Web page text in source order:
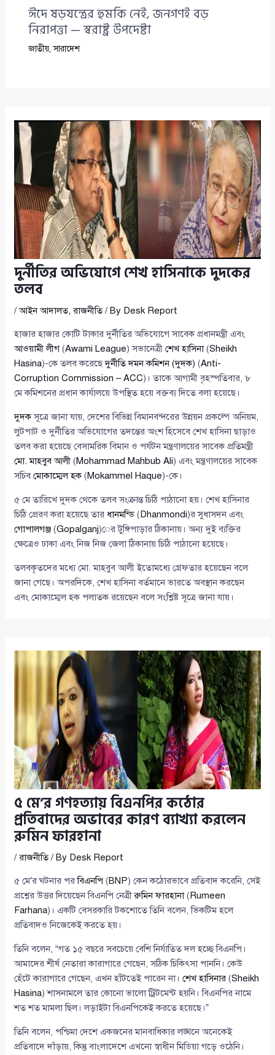
ঈদে ষড়যন্ত্রের হুমকি নেই, জনগণই বড়
নিরাপত্তা — স্বরাষ্ট্র উপদেষ্টা
জাতীয়,সারাদেশ
দুর্নীতির অভিযোগে শেখ হাসিনাকে দুদকের
তলব
/আইন আদালত,রাজনীতি/ By Desk Report
হাজার হাজার কোটি টাকার দুর্নীতির অভিযোগে সাবেক প্রধানমন্ত্রী এবং
আওয়ামী লীগ(Awami League) সভানেত্রীশেখ হাসিনা(Sheikh
Hasina)-কে তলব করেছেদুর্নীতি দমন কমিশন (দুদক) (Anti-
Corruption Commission – ACC)। তাকে আগামী বৃহস্পতিবার, ৮
মে কমিশনের প্রধান কার্যালয়ে উপস্থিত হয়ে বক্তব্য দিতে বলা হয়েছে।
দুদকসূত্রে জানা যায়, দেশের বিভিন্ন বিমানবন্দরের উন্নয়ন প্রকল্পে অনিয়ম,
লুটপাট ও দুর্নীতির অভিযোগের তদন্তের অংশ হিসেবে শেখ হাসিনা ছাড়াও
তলব করা হয়েছে বেসামরিক বিমান ও পর্যটন মন্ত্রণালয়ের সাবেক প্রতিমন্ত্রী
মো. মাহবুব আলী (Mohammad Mahbub Ali) এবং মন্ত্রণালয়ের সাবেক
সচিবমোকাম্মেল হক(Mokammel Haque)-কে।
৫ মে তারিখে দুদক থেকে তলব সংক্রান্ত চিঠি পাঠানো হয়। শেখ হাসিনার
চিঠি প্রেরণ করা হয়েছে তার ধানমন্ডি( Dhanmondi)র সুধাসদন এবং
গোপালগঞ্জ (Gopalganj)ের টুঙ্গিপাড়ার ঠিকানায়। অন্য দুই ব্যক্তির
ক্ষেত্রেও ঢাকা এবং নিজ নিজ জেলা ঠিকানায় চিঠি পাঠানো হয়েছে।
তলবকৃতদের মধ্যে মো. মাহবুব আলী ইতোমধ্যে গ্রেফতার হয়েছেন বলে
জানা গেছে। অপরদিকে, শেখ হাসিনা বর্তমানে ভারতে অবস্থান করছেন
এবং মোকাম্মেল হক পলাতক রয়েছেন বলে সংশ্লিষ্ট সূত্রে জানা যায়।
৫ মে’র গণহত্যায় বিএনপির কঠোর
প্রতিবাদের অভাবের কারণ ব্যাখ্যা করলেন
রুমিন ফারহানা
/রাজনীতি/ By Desk Report
৫ মে’র ঘটনার পরবিএনপি (BNP) কেন কঠোরভাবে প্রতিবাদ করেনি, সেই
প্রশ্নের উত্তর দিয়েছেন বিএনপি নেত্রীরুমিন ফারহানা( Rumeen
Farhana)। একটি বেসরকারি টকশোতে তিনি বলেন, ভিকটিম হলে
প্রতিবাদও নিজেকেই করতে হয়।
তিনি বলেন, “গত ১৫ বছরে সবচেয়ে বেশি নির্যাতিত দল হচ্ছে বিএনপি।
আমাদের শীর্ষ নেতারা কারাগারে গেছেন, সঠিক চিকিৎসা পাননি। কেউ
হেঁটে কারাগারে গেছেন, এখন হাঁটতেই পারেন না।শেখ হাসিনার (Sheikh
Hasina) শাসনামলে তার কোনো ভালো ট্রিটমেন্ট হয়নি। বিএনপির নামে
শত শত মামলা ছিল। লড়াইটা বিএনপিকেই করতে হয়েছে।”
তিনি বলেন, পশ্চিমা দেশে একজনের মানবাধিকার লঙ্ঘনে অনেকেই
প্রতিবাদে দাঁড়ায়, কিন্তু বাংলাদেশে এখনো স্বাধীন মিডিয়া গড়ে ওঠেনি।